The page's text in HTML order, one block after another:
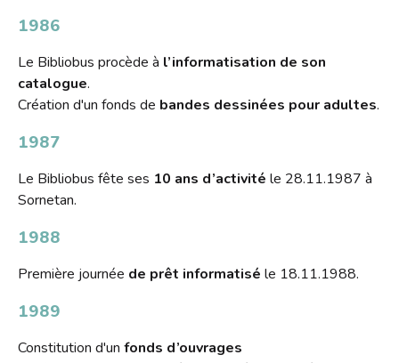
1986
Le Bibliobus procède à l’informatisation de son
catalogue.
Création d'un fonds de bandes dessinées pour adultes.
1987
Le Bibliobus fête ses 10 ans d’activité le 28.11.1987 à
Sornetan.
1988
Première journée de prêt informatisé le 18.11.1988.
1989
Constitution d'un fonds d’ouvrages